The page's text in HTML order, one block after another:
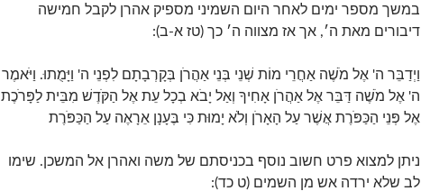
במשך מספר ימים לאחר היום השמיני מספיק אהרן לקבל חמישה
דיבורים מאת ה׳, אך אז מצווה ה׳ כך (טז א-ב):
וַיְדַבֵּר ה' אֶל מֹשֶׁה אַחֲרֵי מוֹת שְׁנֵי בְּנֵי אַהֲרֹן בְּקָרְבָתָם לִפְנֵי ה' וַיָּמֻתוּ. וַיֹּאמֶר
ה' אֶל מֹשֶׁה דַּבֵּר אֶל אַהֲרֹן אָחִיךָ וְאַל יָבֹא בְכָל עֵת אֶל הַקֹּדֶשׁ מִבֵּית לַפָּרֹכֶת
אֶל פְּנֵי הַכַּפֹּרֶת אֲשֶׁר עַל הָאָרֹן וְלֹא יָמוּת כִּי בֶּעָנָן אֵרָאֶה עַל הַכַּפֹּרֶת
ניתן למצוא פרט חשוב נוסף בכניסתם של משה ואהרן אל המשכן. שימו
לב שלא ירדה אש מן השמים (ט כד):